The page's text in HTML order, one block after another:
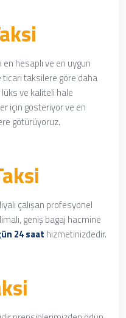
hesaplı ve en uygun
ticari taksilere göre daha
ve kaliteli hale
için gösteriyor ve en
götürüyoruz.
çalışan profesyonel
geniş bagaj hacmine
24 saat hizmetinizdedir.